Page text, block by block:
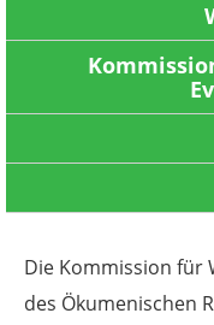
Die Kommission für
des Ökumenischen